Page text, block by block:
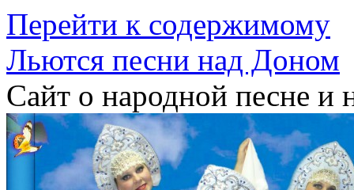
Перейти к содержимому
Льются песни над Доном
Сайт о народной песне и